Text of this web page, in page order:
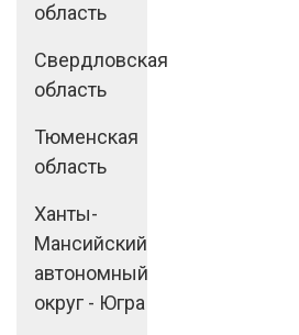
область
Свердловская
область
Тюменская
область
Ханты-
Мансийский
автономный
округ - Югра